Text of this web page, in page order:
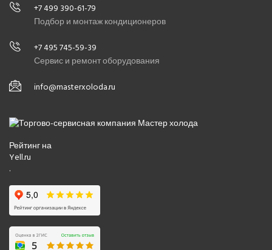
+7 499 390-61-79
Подбор и монтаж кондиционеров
+7 495 745-59-39
Сервис и ремонт оборудования
info@masterxoloda.ru
Рейтинг на
Yell.ru
.